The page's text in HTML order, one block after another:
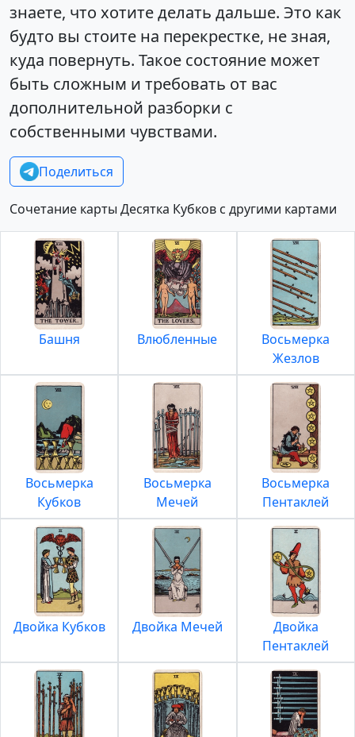
знаете, что хотите делать дальше. Это как
будто вы стоите на перекрестке, не зная,
куда повернуть. Такое состояние может
быть сложным и требовать от вас
дополнительной разборки с
собственными чувствами.
Поделиться
Сочетание карты Десятка Кубков с другими картами
Башня Влюбленные
Восьмерка
Жезлов
Восьмерка
Кубков
Восьмерка
Мечей
Восьмерка
Пентаклей
Двойка Кубков Двойка Мечей
Двойка
Пентаклей